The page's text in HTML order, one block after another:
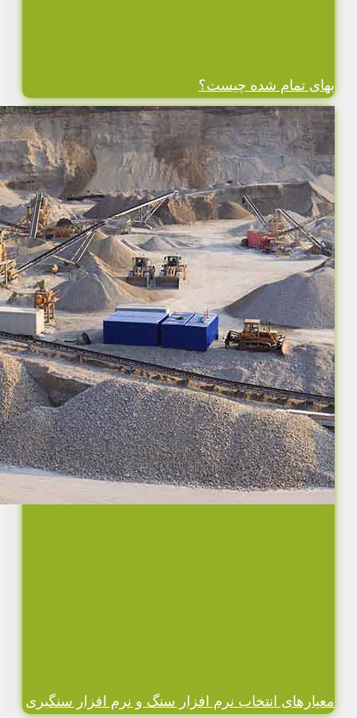
بهای تمام شده چیست؟
معیارهای انتخاب نرم افزار سنگ و نرم افزار سنگبری